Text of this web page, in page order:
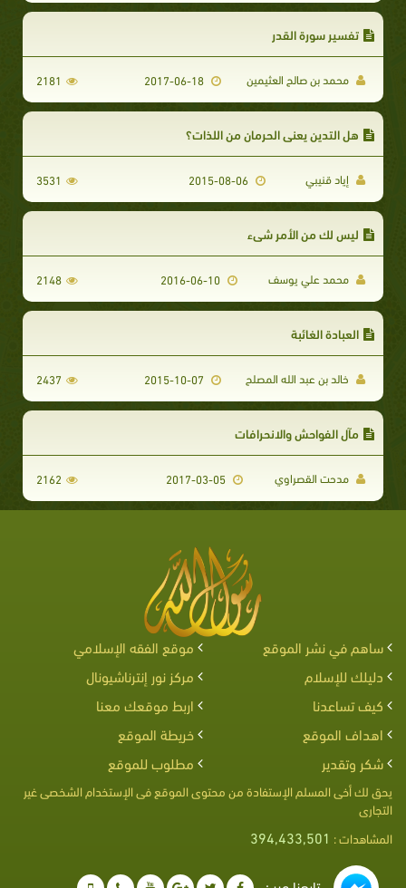
تفسير سورة القدر
محمد بن صالح العثيمين 2181
هل التدين يعني الحرمان من اللذات؟
إياد قنيبي 3531
ليس لك من الأمر شيء
محمد علي يوسف 2148
العبادة الغائبة
خالد بن عبد الله المصلح 2437
مآل الفواحش والانحرافات
مدحت القصراوي 2017-03-05
2162
ساهم في نشر الموقع
موقع الفقه الإسلامي
دليلك للإسلام
مركز نور إنترناشيونال
كيف تساعدنا
اربط موقعك معنا
اهداف الموقع
خريطة الموقع
شكر وتقدير
مطلوب للموقع
يحق لك أخى المسلم الإستفادة من محتوى الموقع فى الإستخدام الشخصى غير
التجارى
المشاهدات : 394,433,501